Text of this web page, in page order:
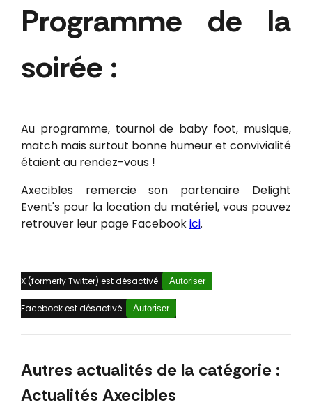
Programme de la
soirée :
Au programme, tournoi de baby foot, musique,
match mais surtout bonne humeur et convivialité
étaient au rendez-vous !
Axecibles remercie son partenaire Delight
Event's pour la location du matériel, vous pouvez
retrouver leur page Facebookici.
X (formerly Twitter) est désactivé. Autoriser
Facebook est désactivé. Autoriser
Autres actualités de la catégorie :
Actualités Axecibles